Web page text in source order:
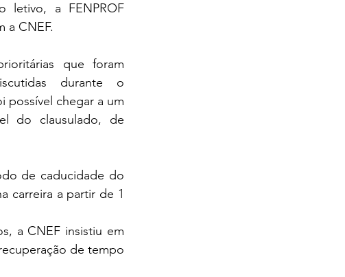
letivo, a FENPROF
a CNEF.
que foram
durante o
possível chegar a um
do clausulado, de
de caducidade do
carreira a partir de 1
a CNEF insistiu em
de tempo